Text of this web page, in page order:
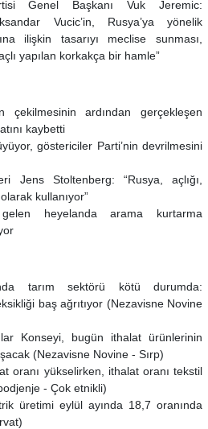
Genel Başkanı Vuk Jeremic:
Vucic’in, Rusya’ya yönelik
ilişkin tasarıyı meclise sunması,
yapılan korkakça bir hamle”
çekilmesinin ardından gerçekleşen
kaybetti
göstericiler Parti’nin devrilmesini
Jens Stoltenberg: “Rusya, açlığı,
kullanıyor”
heyelanda arama kurtarma
tarım sektörü kötü durumda:
baş ağrıtıyor (Nezavisne Novine
Konseyi, bugün ithalat ürünlerinin
(Nezavisne Novine - Sırp)
oranı yükselirken, ithalat oranı tekstil
- Çok etnikli)
üretimi eylül ayında 18,7 oranında